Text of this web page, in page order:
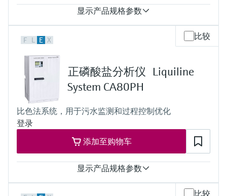
显示产品规格参数
10...5000 mg/l O2 COD
过程温度
4...40 °C (39...104 °F)
过程压力
大气压
F L E X 比较
正磷酸盐分析仪 Liquiline
System CA80PH
比色法系统，用于污水监测和过程控制优化
登录
添加至购物车
显示产品规格参数
比较